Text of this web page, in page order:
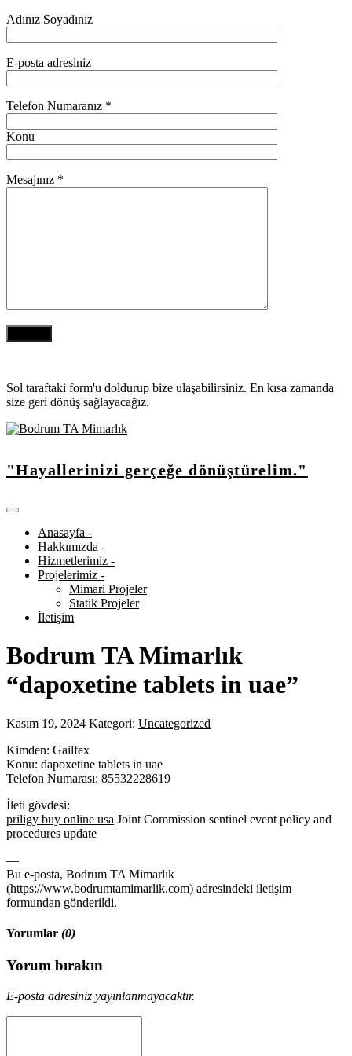
Adınız Soyadınız
E-posta adresiniz
Telefon Numaranız *
Konu
Mesajınız *
Sol taraftaki form'u doldurup bize ulaşabilirsiniz. En kısa zamanda
size geri dönüş sağlayacağız.
"Hayallerinizi gerçeğe dönüştürelim."
Anasayfa -
Hakkımızda -
Hizmetlerimiz -
Projelerimiz -
Mimari Projeler
Statik Projeler
İletişim
Bodrum TA Mimarlık
“dapoxetine tablets in uae”
Kasım 19, 2024 Kategori: Uncategorized
Kimden: Gailfex
Konu: dapoxetine tablets in uae
Telefon Numarası: 85532228619
İleti gövdesi:
priligy buy online usa Joint Commission sentinel event policy and
procedures update
—
Bu e-posta, Bodrum TA Mimarlık
(https://www.bodrumtamimarlik.com) adresindeki iletişim
formundan gönderildi.
Yorumlar (0)
Yorum bırakın
E-posta adresiniz yayınlanmayacaktır.